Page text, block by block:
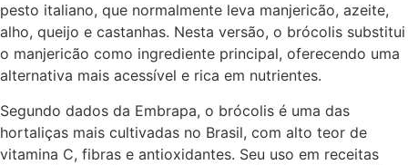
pesto italiano, que normalmente leva manjericão, azeite,
alho, queijo e castanhas. Nesta versão, o brócolis substitui
o manjericão como ingrediente principal, oferecendo uma
alternativa mais acessível e rica em nutrientes.
Segundo dados da Embrapa, o brócolis é uma das
hortaliças mais cultivadas no Brasil, com alto teor de
vitamina C, fibras e antioxidantes. Seu uso em receitas